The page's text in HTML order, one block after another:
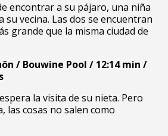
encontrar a su pájaro, una niña
vecina. Las dos se encuentran
grande que la misma ciudad de
/ Bouwine Pool / 12:14 min /
la visita de su nieta. Pero
las cosas no salen como